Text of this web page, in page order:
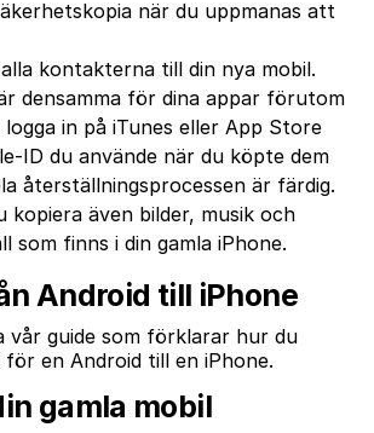
när du uppmanas att
kontakterna till din nya mobil.
densamma för dina appar förutom
in på iTunes eller App Store
ID du använde när du köpte dem
återställningsprocessen är färdig.
kopiera även bilder, musik och
som finns i din gamla iPhone.
Android till iPhone
vår guide som förklarar hur du
en Android till en iPhone.
gamla mobil